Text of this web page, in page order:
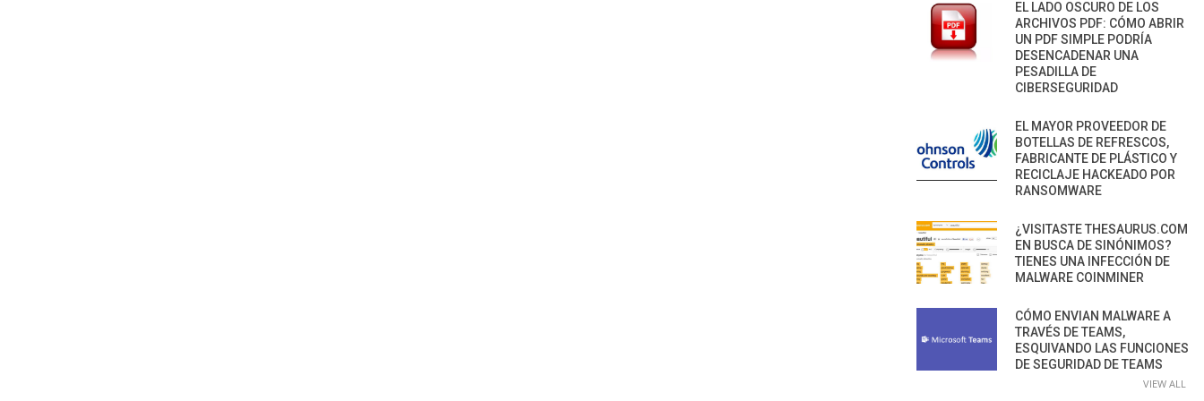
EL LADO OSCURO DE LOS
ARCHIVOS PDF: CÓMO ABRIR
UN PDF SIMPLE PODRÍA
DESENCADENAR UNA
PESADILLA DE
CIBERSEGURIDAD
EL MAYOR PROVEEDOR DE
BOTELLAS DE REFRESCOS,
FABRICANTE DE PLÁSTICO Y
RECICLAJE HACKEADO POR
RANSOMWARE
¿VISITASTE THESAURUS.COM
EN BUSCA DE SINÓNIMOS?
TIENES UNA INFECCIÓN DE
MALWARE COINMINER
CÓMO ENVIAN MALWARE A
TRAVÉS DE TEAMS,
ESQUIVANDO LAS FUNCIONES
DE SEGURIDAD DE TEAMS
VIEW ALL